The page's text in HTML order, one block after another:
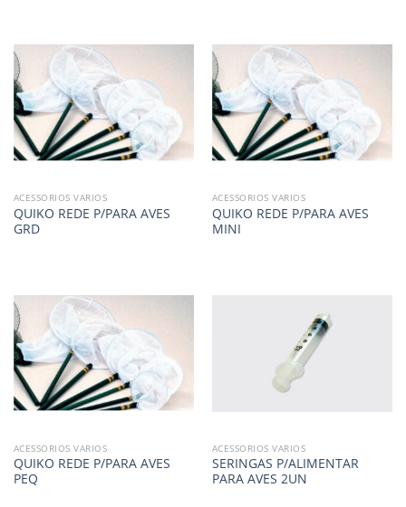
ACESSORIOS VARIOS
QUIKO REDE P/PARA AVES
GRD
ACESSORIOS VARIOS
QUIKO REDE P/PARA AVES
MINI
ACESSORIOS VARIOS
QUIKO REDE P/PARA AVES
PEQ
ACESSORIOS VARIOS
SERINGAS P/ALIMENTAR
PARA AVES 2UN